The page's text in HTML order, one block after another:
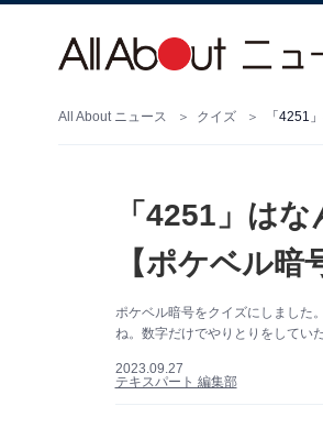
All About ニュース クイズ 「4251
「4251」は
【ポケベル暗
ポケベル暗号をクイズにしました
ね。数字だけでやりとりをしてい
2023.09.27
テキスパート 編集部